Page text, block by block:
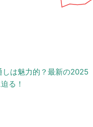
しは魅力的？最新の2025
る！